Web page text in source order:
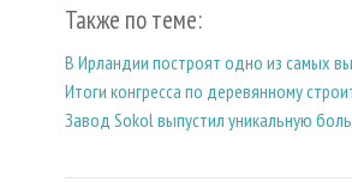
Также по теме:
В Ирландии построят одно из самых
Итоги конгресса по деревянному
Завод Sokol выпустил уникальную